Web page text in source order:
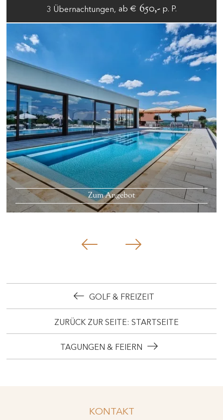
3 Übernachtungen ab € 650,- p. P.
Zum Angebot
GOLF & FREIZEIT
ZURÜCK ZUR SEITE: STARTSEITE
TAGUNGEN & FEIERN
KONTAKT